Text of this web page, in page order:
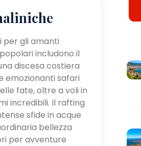
per gli amanti
includono il
discesa costiera
emozionanti safari
fate, oltre a voli in
incredibili. Il rafting
sfide in acque
bellezza
per avventure